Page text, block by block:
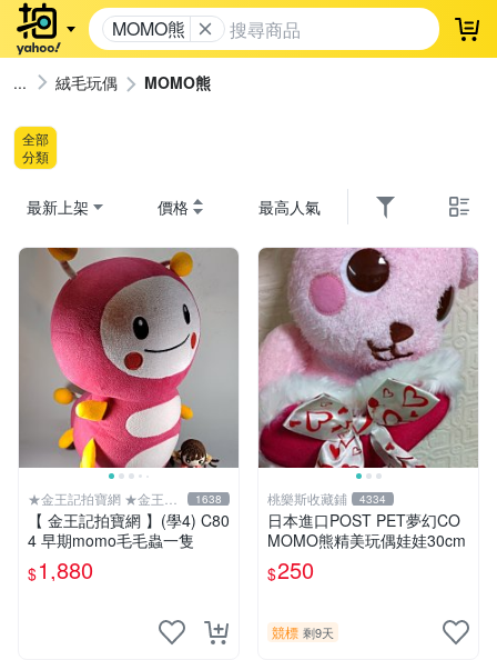
MOMO熊 登
絨毛玩偶 MOMO熊
全部
分類
最新上架 價格 最高人氣
★金王記拍寶網 ★金王記
拍寶趣
1638
【 金王記拍寶網 】(學4) C80
4 早期momo毛毛蟲一隻
$1,880
桃樂斯收藏鋪 4334
日本進口POST PET夢幻CO
MOMO熊精美玩偶娃娃30cm
$250
競標 剩9天